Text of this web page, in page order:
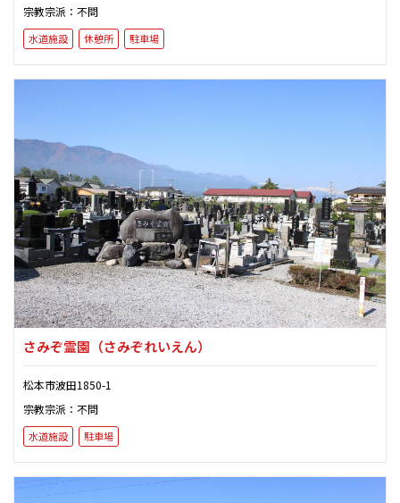
宗教宗派：不問
水道施設 休憩所 駐車場
さみぞ霊園 （さみぞれいえん）
松本市波田1850-1
宗教宗派：不問
水道施設 駐車場